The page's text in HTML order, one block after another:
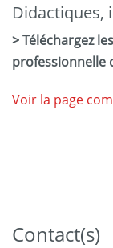
Didactiques,
> Téléchargez
professionnelle
Voir la page
Contact(s)